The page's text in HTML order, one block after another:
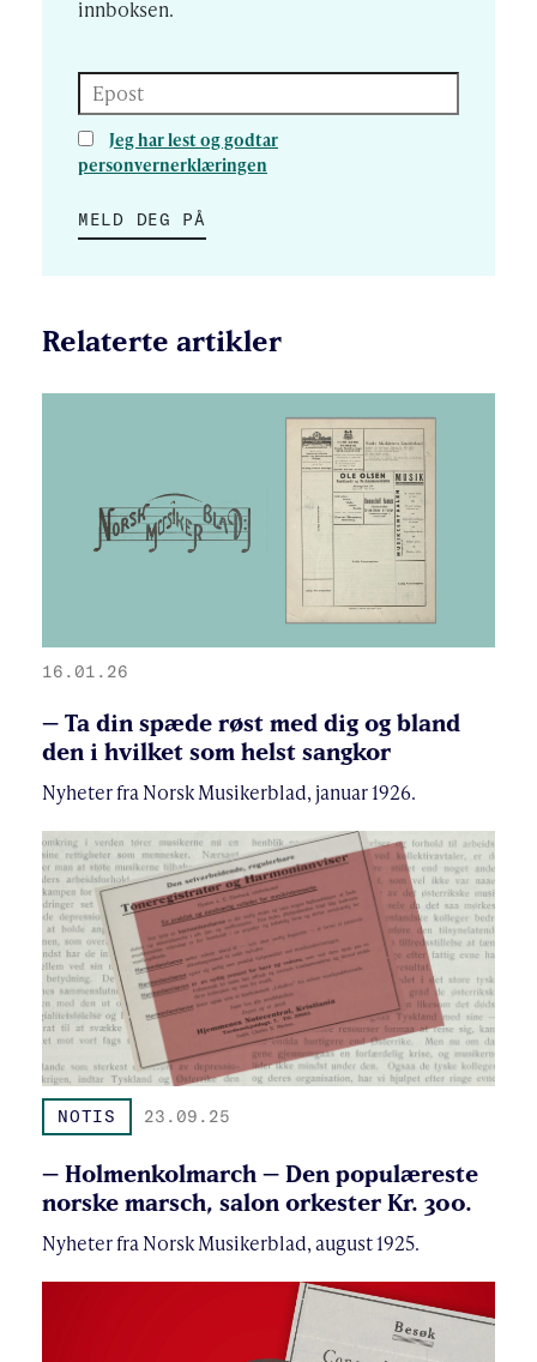
innboksen.
Epost
Jeg har lest og godtar
personvernerklæringen
MELD DEG PÅ
Relaterte artikler
16.01.26
– Ta din spæde røst med dig og bland
den i hvilket som helst sangkor
Nyheter fra Norsk Musikerblad, januar 1926.
NOTIS 23.09.25
– Holmenkolmarch – Den populæreste
norske marsch, salon orkester Kr. 300.
Nyheter fra Norsk Musikerblad, august 1925.